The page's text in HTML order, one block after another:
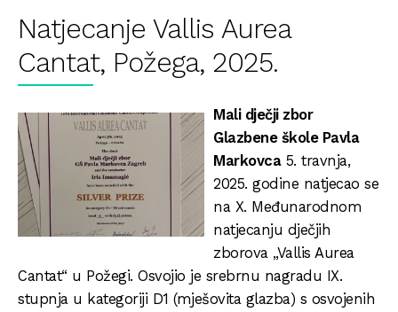
Natjecanje Vallis Aurea
Cantat, Požega, 2025.
Mali dječji zbor
Glazbene škole Pavla
Markovca5. travnja,
2025. godine natjecao se
na X. Međunarodnom
natjecanju dječjih
zborova „Vallis Aurea
Cantat“ u Požegi. Osvojio je srebrnu nagradu IX.
stupnja u kategoriji D1 (mješovita glazba) s osvojenih